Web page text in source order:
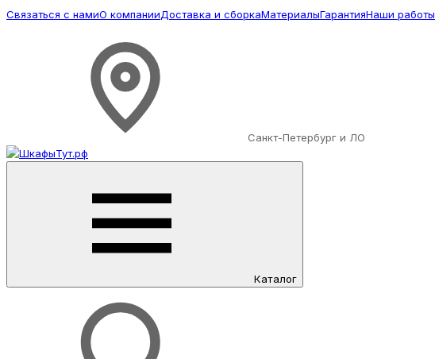
Связаться с намиО компанииДоставка и сборкаМатериалыГарантияНаши работы
Санкт-Петербург и ЛО
Каталог